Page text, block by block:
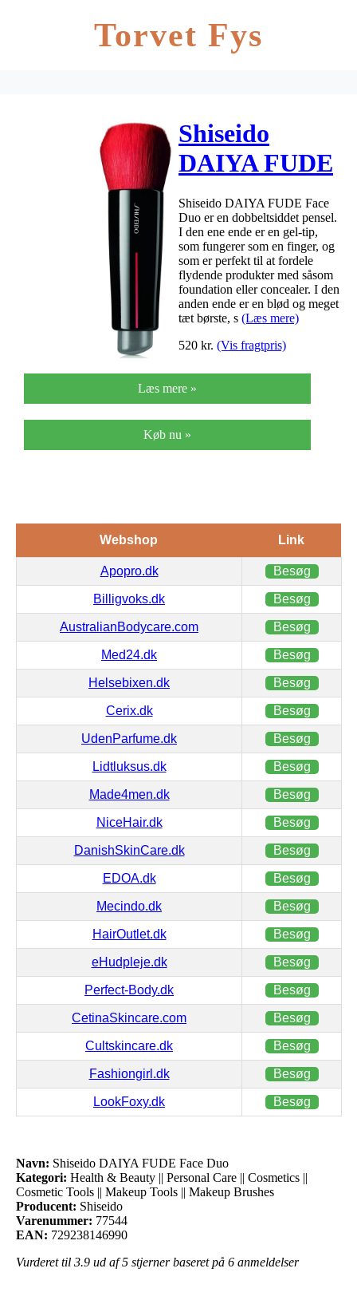
Torvet Fys
Shiseido
DAIYA FUDE
Face Duo
Shiseido DAIYA FUDE Face
Duo er en dobbeltsiddet pensel.
I den ene ende er en gel-tip,
som fungerer som en finger, og
som er perfekt til at fordele
flydende produkter med såsom
foundation eller concealer. I den
anden ende er en blød og meget
tæt børste, s (Læs mere)
520 kr. (Vis fragtpris)
Læs mere »
Køb nu »
Webshop Link
Apopro.dk Besøg
Billigvoks.dk Besøg
AustralianBodycare.com Besøg
Med24.dk Besøg
Helsebixen.dk Besøg
Cerix.dk Besøg
UdenParfume.dk Besøg
Lidtluksus.dk Besøg
Made4men.dk Besøg
NiceHair.dk Besøg
DanishSkinCare.dk Besøg
EDOA.dk Besøg
Mecindo.dk Besøg
HairOutlet.dk Besøg
eHudpleje.dk Besøg
Perfect-Body.dk Besøg
CetinaSkincare.com Besøg
Cultskincare.dk Besøg
Fashiongirl.dk Besøg
LookFoxy.dk Besøg
Navn: Shiseido DAIYA FUDE Face Duo
Kategori: Health & Beauty || Personal Care || Cosmetics ||
Cosmetic Tools || Makeup Tools || Makeup Brushes
Producent: Shiseido
Varenummer: 77544
EAN: 729238146990
Vurderet til 3.9 ud af 5 stjerner baseret på 6 anmeldelser